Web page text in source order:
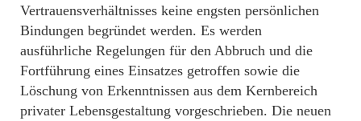
Vertrauensverhältnisses keine engsten persönlichen
Bindungen begründet werden. Es werden
ausführliche Regelungen für den Abbruch und die
Fortführung eines Einsatzes getroffen sowie die
Löschung von Erkenntnissen aus dem Kernbereich
privater Lebensgestaltung vorgeschrieben. Die neuen